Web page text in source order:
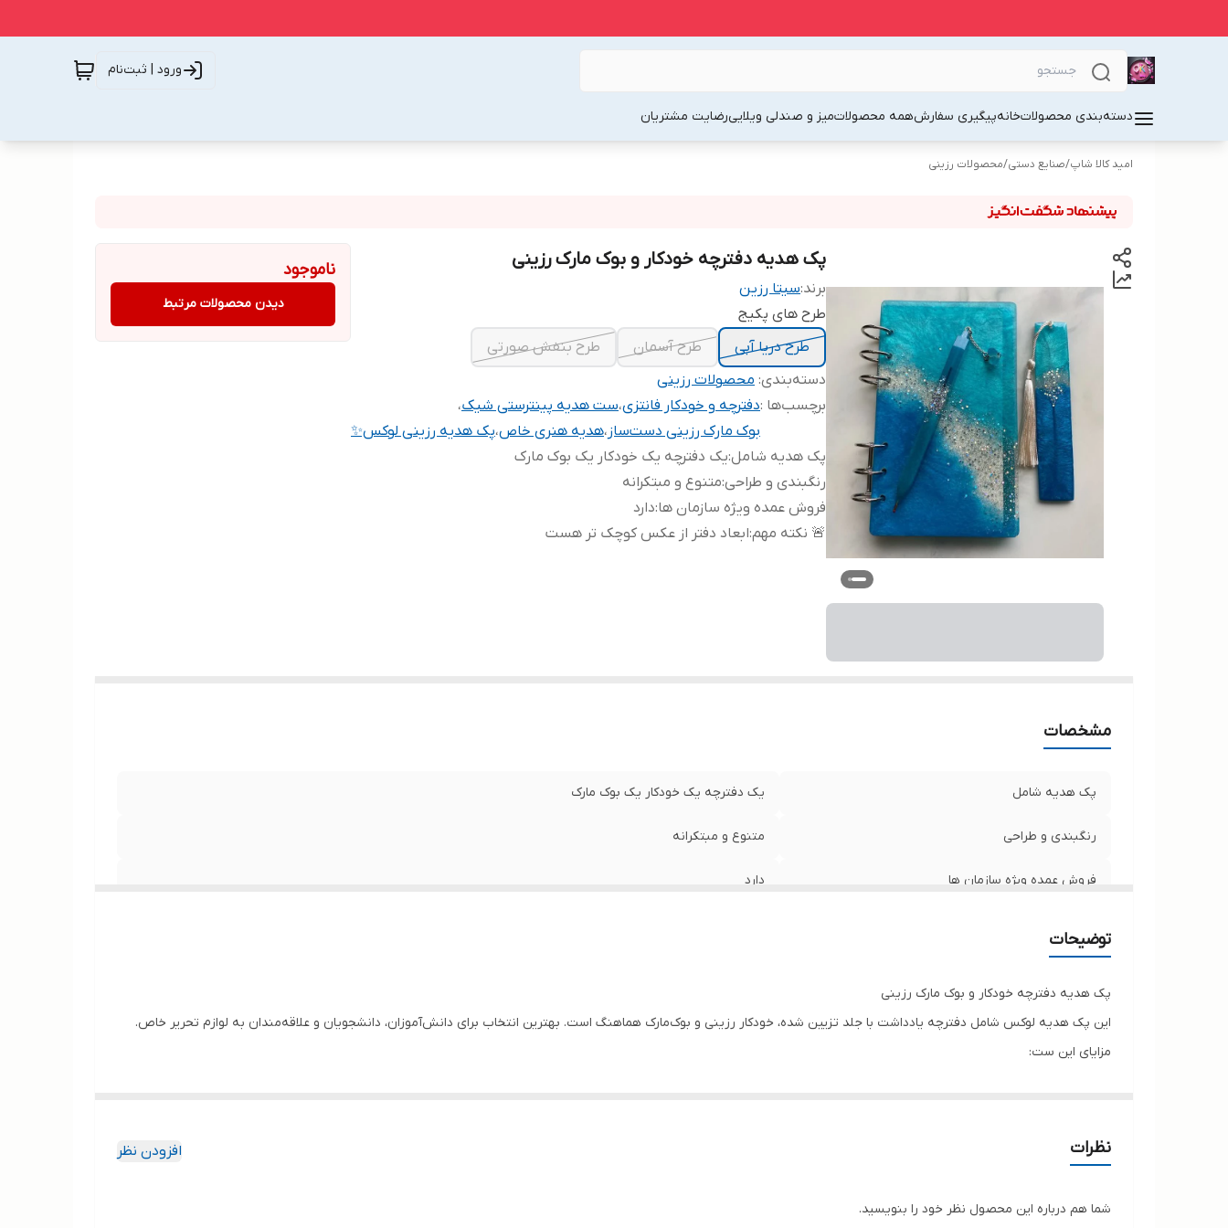
ورود | ثبت‌نام
دسته‌بندی محصولاتخانهپیگیری سفارشهمه محصولاتمیز و صندلی ویلاییرضایت مشتریان
امید کالا شاپ/صنایع دستی/محصولات رزینی
پک هدیه دفترچه خودکار و بوک مارک رزینی
برند:سیتا رزین
طرح های پکیج
طرح دریا آبی
طرح آسمان
طرح بنفش صورتی
دسته‌بندی: محصولات رزینی
برچسب‌ها :دفترچه و خودکار فانتزی،ست هدیه پینترستی شیک،
بوک مارک رزینی دست‌ساز ،هدیه هنری خاص،پک هدیه رزینی لوکس✨️
پک هدیه شامل:یک دفترچه یک خودکار یک بوک مارک
رنگبندی و طراحی:متنوع و مبتکرانه
فروش عمده ویژه سازمان ها:دارد
🚨 نکته مهم:ابعاد دفتر از عکس کوچک تر هست
ناموجود
دیدن محصولات مرتبط
مشخصات
پک هدیه شامل یک دفترچه یک خودکار یک بوک مارک
رنگبندی و طراحی متنوع و مبتکرانه
فروش عمده ویژه سازمان ها دارد
توضیحات
پک هدیه دفترچه خودکار و بوک مارک رزینی
این پک هدیه لوکس شامل دفترچه یادداشت با جلد تزیین شده، خودکار رزینی و بوک‌مارک هماهنگ است. بهترین انتخاب برای دانش‌آموزان، دانشجویان و علاقه‌مندان به لوازم تحریر خاص.
مزایای این ست:
نظرات افزودن نظر
شما هم درباره این محصول نظر خود را بنویسید.